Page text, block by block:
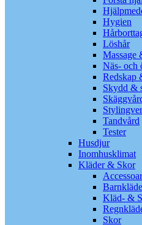
Hygien
Löshår
Massage
Näs- och
Redskap
Skydd &
Tandvård
Tester
Husdjur
Inomhusklimat
Kläder & Skor
Kläd- &
Skor